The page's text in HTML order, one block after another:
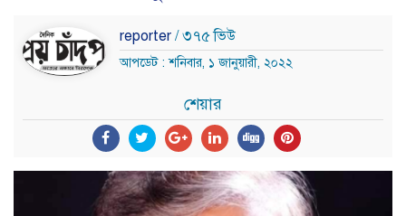
reporter / ৩৭৫ ভিউ
আপডেট : শনিবার, ১ জানুয়ারী, ২০২২
শেয়ার